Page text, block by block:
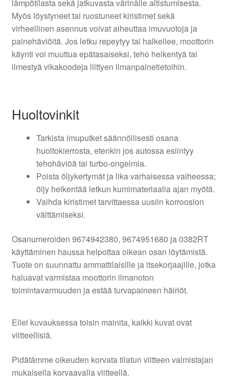
lämpötilasta sekä jatkuvasta värinälle altistumisesta.
Myös löystyneet tai ruostuneet kiristimet sekä
virheellinen asennus voivat aiheuttaa imuvuotoja ja
painehäviöitä. Jos letku repeytyy tai halkeilee, moottorin
käynti voi muuttua epätasaiseksi, teho heikentyä tai
ilmestyä vikakoodeja liittyen ilmanpainetietoihin.
Huoltovinkit
Tarkista imuputket säännöllisesti osana
huoltokierrosta, etenkin jos autossa esiintyy
tehohäviöä tai turbo-ongelmia.
Poista öljykertymät ja lika varhaisessa vaiheessa;
öljy heikentää letkun kumimateriaalia ajan myötä.
Vaihda kiristimet tarvittaessa uusiin korroosion
välttämiseksi.
Osanumeroiden 9674942380, 9674951680 ja 0382RT
käyttäminen haussa helpottaa oikean osan löytämistä.
Tuote on suunnattu ammattilaisille ja itsekorjaajille, jotka
haluavat varmistaa moottorin ilmanoton
toimintavarmuuden ja estää turvapaineen häiriöt.
Ellei kuvauksessa toisin mainita, kaikki kuvat ovat
viitteellisiä.
Pidätämme oikeuden korvata tilatun viitteen valmistajan
mukaisella korvaavalla viitteellä.